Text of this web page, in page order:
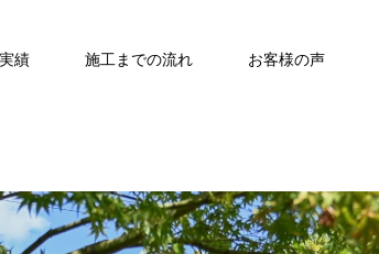
績 施工までの流れ お客様の声